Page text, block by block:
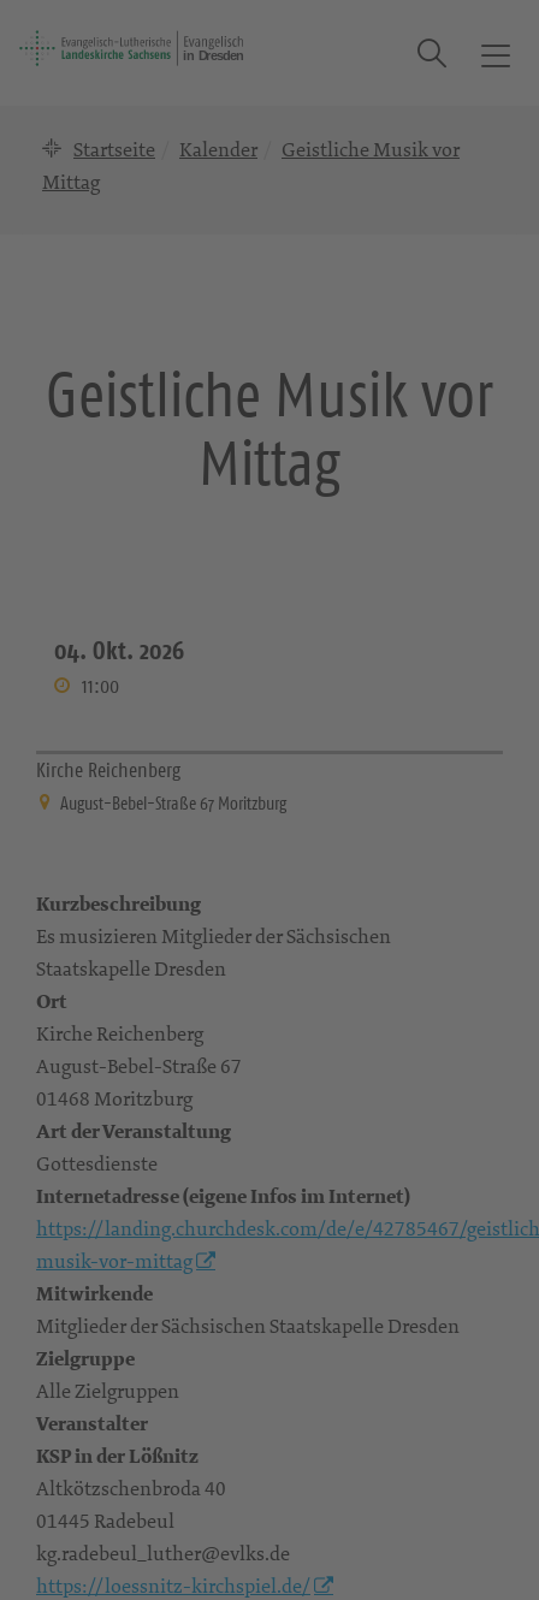
T
a
Suche
Startseite Kalender
Geistliche Musik vor
Mittag
Geistliche Musik vor
Mittag
04. Okt. 2026
11:00
Kirche Reichenberg
August-Bebel-Straße 67 Moritzburg
Kurzbeschreibung
Es musizieren Mitglieder der Sächsischen
Staatskapelle Dresden
Ort
Kirche Reichenberg
August-Bebel-Straße 67
01468 Moritzburg
Art der Veranstaltung
Gottesdienste
Internetadresse (eigene Infos im Internet)
https://landing.churchdesk.com/de/e/42785467/
musik-vor-mittag
Mitwirkende
Mitglieder der Sächsischen Staatskapelle Dresden
Zielgruppe
Alle Zielgruppen
Veranstalter
KSP in der Lößnitz
Altkötzschenbroda 40
01445 Radebeul
kg.radebeul_luther@evlks.de
https://loessnitz-kirchspiel.de/